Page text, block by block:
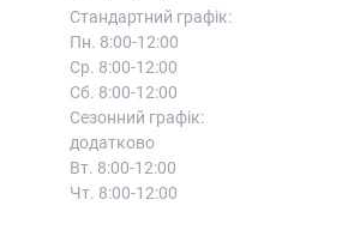
Стандартний графік:
Пн. 8:00-12:00
Ср. 8:00-12:00
Сб. 8:00-12:00
Сезонний графік:
додатково
Вт. 8:00-12:00
Чт. 8:00-12:00